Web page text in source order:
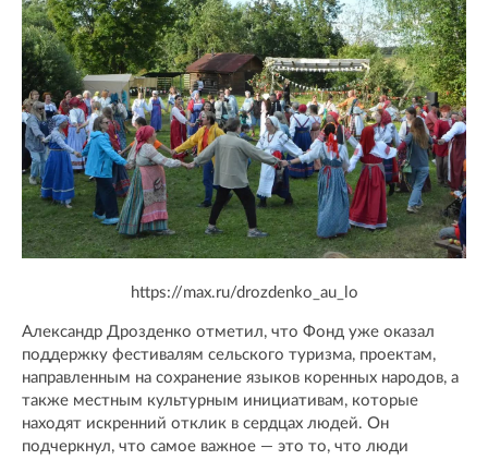
https://max.ru/drozdenko_au_lo
Александр Дрозденко отметил, что Фонд уже оказал
поддержку фестивалям сельского туризма, проектам,
направленным на сохранение языков коренных народов, а
также местным культурным инициативам, которые
находят искренний отклик в сердцах людей. Он
подчеркнул, что самое важное — это то, что люди